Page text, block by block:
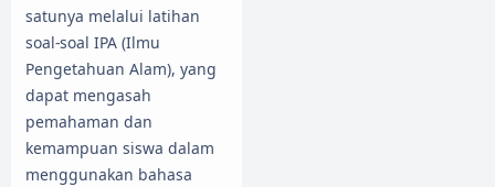
satunya melalui latihan
soal-soal IPA (Ilmu
Pengetahuan Alam), yang
dapat mengasah
pemahaman dan
kemampuan siswa dalam
menggunakan bahasa